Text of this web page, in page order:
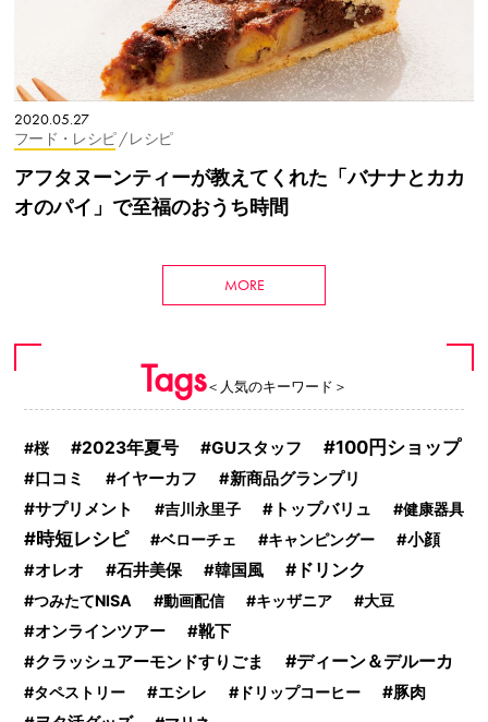
2020.05.27
フード・レシピ / レシピ
アフタヌーンティーが教えてくれた「バナナとカカ
オのパイ」で至福のおうち時間
MORE
Tags＜人気のキーワード＞
桜 2023年夏号 GUスタッフ 100円ショップ
口コミ イヤーカフ 新商品グランプリ
サプリメント 吉川永里子 トップバリュ 健康器具
時短レシピ ベローチェ キャンピングー
小顔
オレオ
石井美保 韓国風 ドリンク
つみたてNISA 動画配信 キッザニア 大豆
オンラインツアー
靴下
クラッシュアーモンドすりごま
ディーン＆デルーカ
タペストリー エシレ ドリップコーヒー 豚肉